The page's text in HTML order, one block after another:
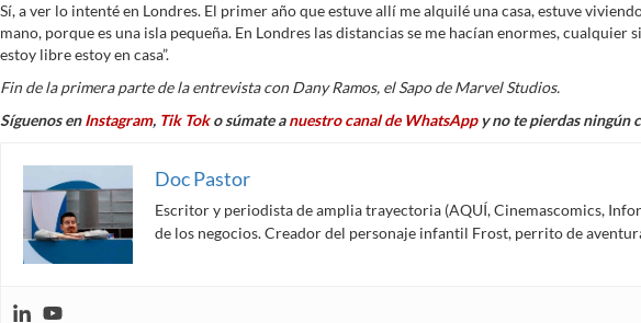
Sí, a ver lo intenté en Londres. El primer año que estuve allí me alquilé una casa, estuve
mano, porque es una isla pequeña. En Londres las distancias se me hacían enormes,
estoy libre estoy en casa”.
Fin de la primera parte de la entrevista con Dany Ramos, el Sapo de Marvel Studios.
Síguenos enInstagram, Tik Toko súmate anuestro canal de WhatsAppy no te pierdas ningún
Doc Pastor
Escritor y periodista de amplia trayectoria (AQUÍ, Cinemascomics,
de los negocios. Creador del personaje infantil Frost, perrito de